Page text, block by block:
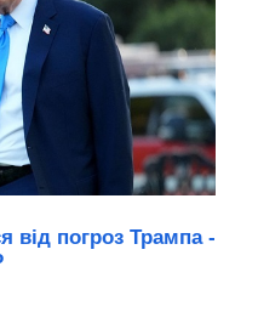
від погроз Трампа -